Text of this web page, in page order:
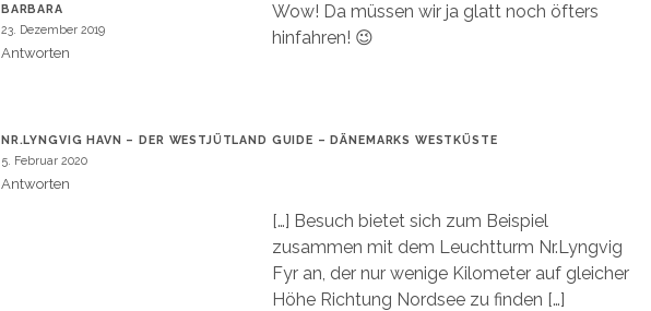
BARBARA
23. Dezember 2019
Antworten
Wow! Da müssen wir ja glatt noch öfters
hinfahren! 😉
NR.LYNGVIG HAVN – DER WESTJÜTLAND GUIDE – DÄNEMARKS WESTKÜSTE
5. Februar 2020
Antworten
[…] Besuch bietet sich zum Beispiel
zusammen mit dem Leuchtturm Nr.Lyngvig
Fyr an, der nur wenige Kilometer auf gleicher
Höhe Richtung Nordsee zu finden […]